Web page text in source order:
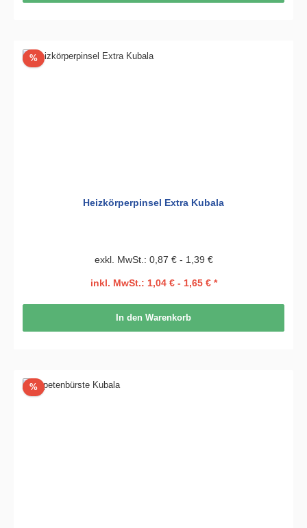
%Rabatt
Heizkörperpinsel Extra Kubala
exkl. MwSt.: 0,87 € - 1,39 €
inkl. MwSt.: 1,04 € - 1,65 € *
In den Warenkorb
%Rabatt